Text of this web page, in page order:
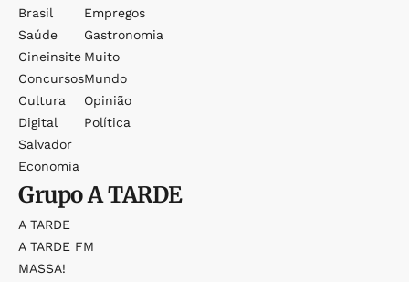
Brasil
Saúde
Cineinsite
Concursos
Cultura
Digital
Salvador
Economia
Empregos
Gastronomia
Muito
Mundo
Opinião
Política
GrupoA TARDE
A TARDE
A TARDE FM
MASSA!